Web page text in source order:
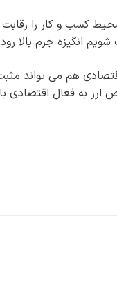
کسب و کار را
انگیزه جرم بالا
هم می تواند مثبت
به فعال اقتصادی